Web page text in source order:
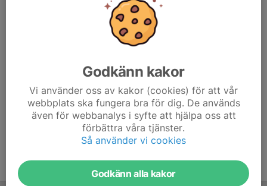
Inga album skapade
Godkänn kakor
Vi använder oss av kakor (cookies) för att vår
webbplats ska fungera bra för dig. De används
även för webbanalys i syfte att hjälpa oss att
förbättra våra tjänster.
Så använder vi cookies
Godkänn alla kakor